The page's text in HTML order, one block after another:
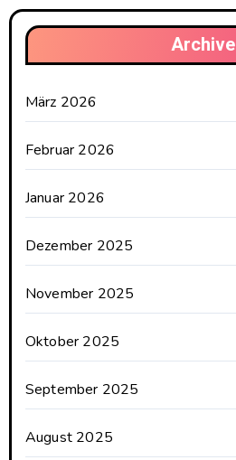
Archive
März 2026
Februar 2026
Januar 2026
Dezember 2025
November 2025
Oktober 2025
September 2025
August 2025